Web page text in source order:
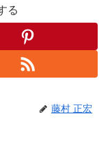
る
藤村 正宏